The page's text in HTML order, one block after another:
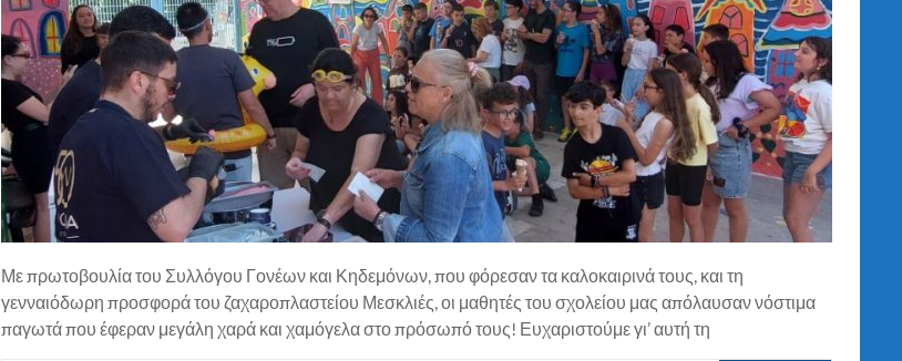
Με πρωτοβουλία του Συλλόγου Γονέων και Κηδεμόνων, που φόρεσαν τα καλοκαιρινά τους, και τη
γενναιόδωρη προσφορά του ζαχαροπλαστείου Μεσκλιές, οι μαθητές του σχολείου μας απόλαυσαν νόστιμα
παγωτά που έφεραν μεγάλη χαρά και χαμόγελα στο πρόσωπό τους! Ευχαριστούμε γι’ αυτή τη